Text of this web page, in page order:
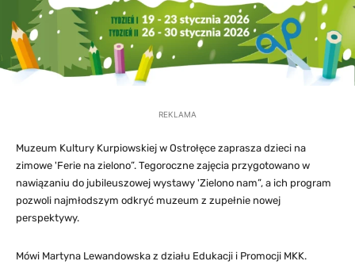
REKLAMA
Muzeum Kultury Kurpiowskiej w Ostrołęce zaprasza dzieci na
zimowe 'Ferie na zielono”. Tegoroczne zajęcia przygotowano w
nawiązaniu do jubileuszowej wystawy 'Zielono nam”, a ich program
pozwoli najmłodszym odkryć muzeum z zupełnie nowej
perspektywy.
Mówi Martyna Lewandowska z działu Edukacji i Promocji MKK.